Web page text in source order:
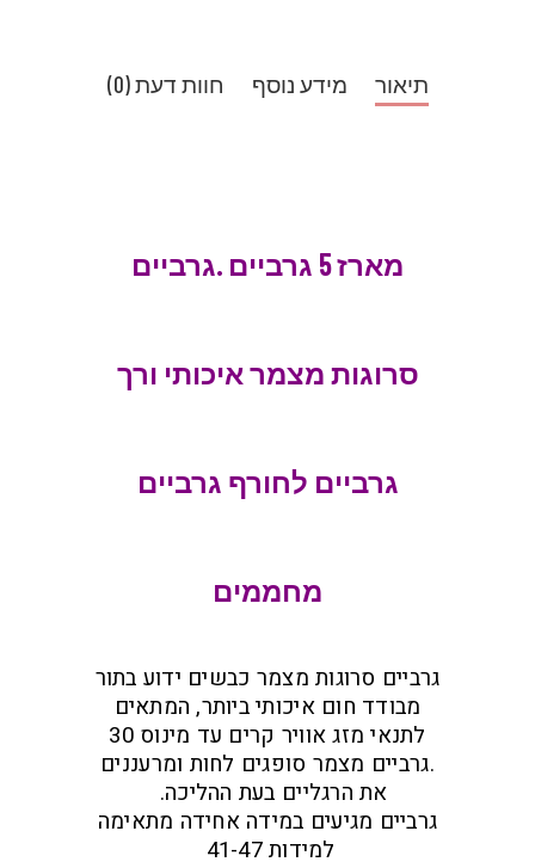
תיאור מידע נוסף חוות דעת (0)
מארז 5 גרביים .גרביים
סרוגות מצמר איכותי ורך
גרביים לחורף גרביים
מחממים
גרביים סרוגות מצמר כבשים ידוע בתור
מבודד חום איכותי ביותר, המתאים
לתנאי מזג אוויר קרים עד מינוס 30
.גרביים מצמר סופגים לחות ומרעננים
את הרגליים בעת ההליכה.
גרביים מגיעים במידה אחידה מתאימה
למידות 41-47